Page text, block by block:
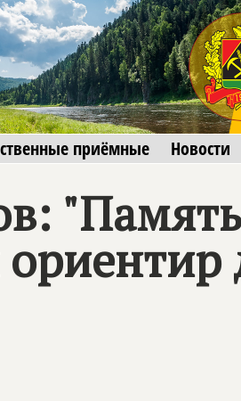
приёмные Новости
"Память